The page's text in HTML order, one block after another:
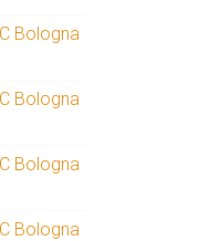
Bologna
Bologna
Bologna
Bologna